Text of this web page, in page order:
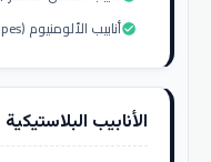
أنابيب الألومنيوم (Aluminum Pipes)check_circle
الأنابيب البلاستيكية